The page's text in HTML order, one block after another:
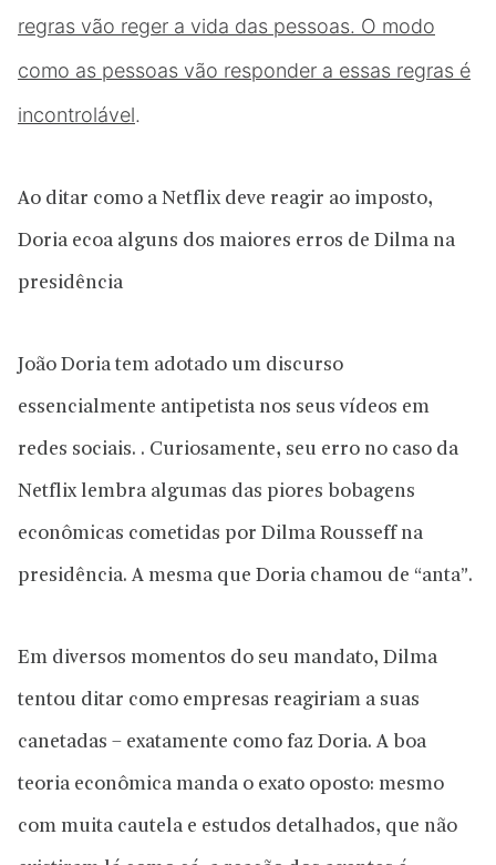
regras vão reger a vida das pessoas. O modo
como as pessoas vão responder a essas regras é
incontrolável.
Ao ditar como a Netflix deve reagir ao imposto,
Doria ecoa alguns dos maiores erros de Dilma na
presidência
João Doria tem adotado um discurso
essencialmente antipetista nos seus vídeos em
redes sociais. . Curiosamente, seu erro no caso da
Netflix lembra algumas das piores bobagens
econômicas cometidas por Dilma Rousseff na
presidência. A mesma que Doria chamou de “anta”.
Em diversos momentos do seu mandato, Dilma
tentou ditar como empresas reagiriam a suas
canetadas – exatamente como faz Doria. A boa
teoria econômica manda o exato oposto: mesmo
com muita cautela e estudos detalhados, que não